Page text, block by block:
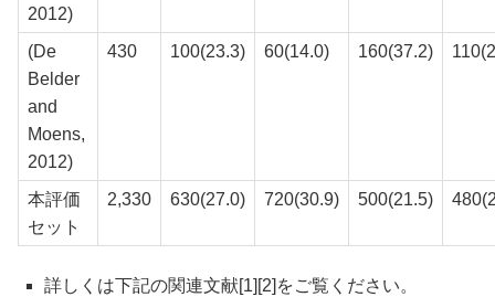
2012)
(De
Belder
and
Moens,
2012)
430 100(23.3) 60(14.0) 160(37.2)
本評価
セット
2,330 630(27.0) 720(30.9) 500(21.5)
詳しくは下記の関連文献[1][2]をご覧ください。